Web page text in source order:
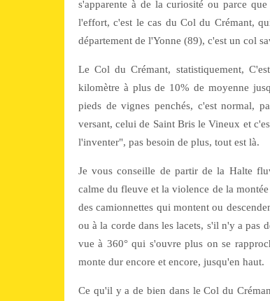
s'apparente à de la curiosité ou parce
l'effort, c'est le cas du Col du Crémant,
département de l'Yonne (89), c'est un col
Le Col du Crémant, statistiquement,
kilomètre à plus de 10% de moyenne
pieds de vignes penchés, c'est normal,
versant, celui de Saint Bris le Vineux et
l'inventer", pas besoin de plus, tout est là.
Je vous conseille de partir de la Halte
calme du fleuve et la violence de la
des camionnettes qui montent ou
ou à la corde dans les lacets, s'il n'y a pas
vue à 360° qui s'ouvre plus on se
monte dur encore et encore, jusqu'en haut.
Ce qu'il y a de bien dans le Col du